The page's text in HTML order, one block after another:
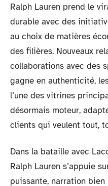
Ralph Lauren prend le
durable avec des
au choix de matières
des filières. Nouveaux
collaborations avec des
gagne en authenticité,
l’une des vitrines
désormais moteur,
clients qui veulent tout,
Dans la bataille avec
Ralph Lauren s’appuie
puissante, narration